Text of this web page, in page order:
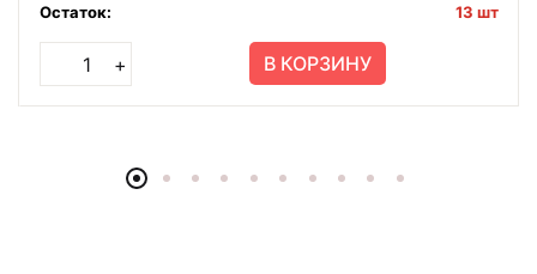
Остаток:
13 шт
+ В КОРЗИНУ